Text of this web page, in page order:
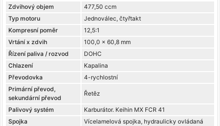
Zdvihový objem
477,50 ccm
Typ motoru
Jednoválec, čtyřtakt
Kompresní poměr
12,5:1
Vrtání x zdvih
100,0 x 60,8 mm
Řízení paliva / rozvod
DOHC
Chlazení
Kapalina
Převodovka
4-rychlostní
Primární převod,
sekundární převod
Řetěz
Palivový systém
Karburátor. Keihin MX FCR 41
Spojka
Vícelamelová spojka, hydraulicky ovládaná